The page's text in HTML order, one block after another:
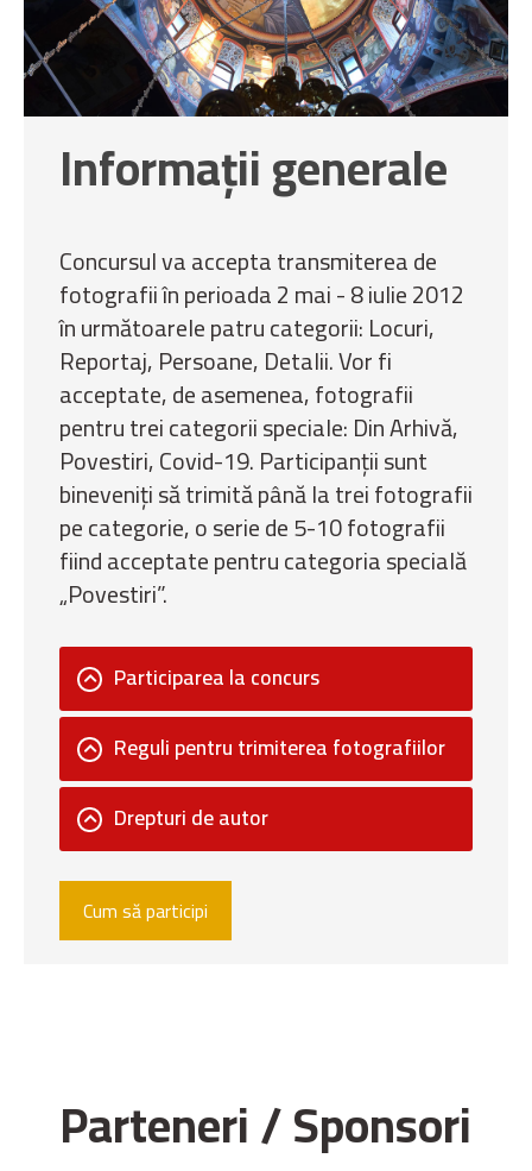
Informații generale
Concursul va accepta transmiterea de
fotografii în perioada 2 mai - 8 iulie 2012
în următoarele patru categorii: Locuri,
Reportaj, Persoane, Detalii. Vor fi
acceptate, de asemenea, fotografii
pentru trei categorii speciale: Din Arhivă,
Povestiri, Covid-19. Participanții sunt
bineveniți să trimită până la trei fotografii
pe categorie, o serie de 5-10 fotografii
fiind acceptate pentru categoria specială
„Povestiri”.
Participarea la concurs
Reguli pentru trimiterea fotografiilor
Drepturi de autor
Cum să participi
Parteneri / Sponsori